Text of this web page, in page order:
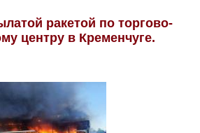
ракетой по торгово-
центру в Кременчуге.